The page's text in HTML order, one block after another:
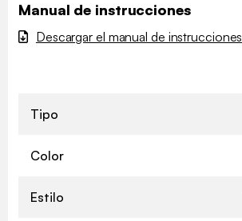
Manual de instrucciones
Descargar el manual de instrucciones
Tipo
Color
Estilo